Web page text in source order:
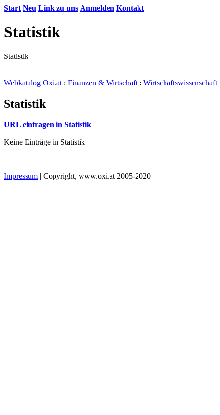
Start Neu Link zu uns Anmelden Kontakt
Statistik
Statistik
Webkatalog Oxi.at : Finanzen & Wirtschaft : Wirtschaftswissenschaft
Statistik
URL eintragen in Statistik
Keine Einträge in Statistik
Impressum | Copyright, www.oxi.at 2005-2020